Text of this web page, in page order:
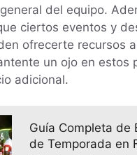
del equipo.
ciertos eventos y
ofrecerte recursos
un ojo en estos
adicional.
Guía Completa de
de Temporada en